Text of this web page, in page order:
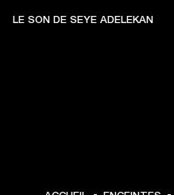
399 € -
LE SON DE SEYE ADELEKAN